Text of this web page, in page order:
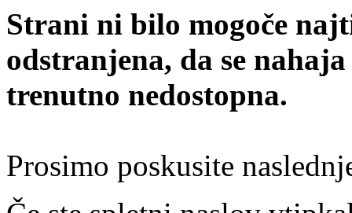
Strani ni bilo mogoče
odstranjena, da se
trenutno nedostopna.
Prosimo poskusite